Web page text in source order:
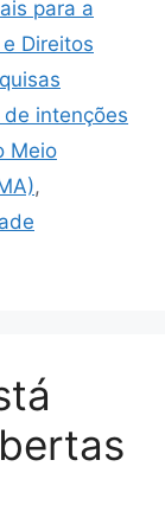
para a
Direitos
intenções
Meio
,